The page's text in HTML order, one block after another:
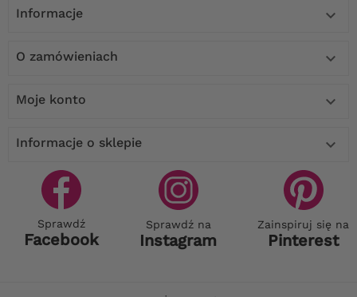
Informacje 
O zamówieniach 
Moje konto 
Informacje o sklepie 
Sprawdź
Facebook
Sprawdź na
Instagram
Zainspiruj się na
Pinterest